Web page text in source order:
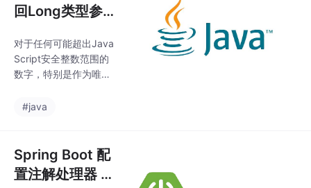
回Long类型参数
问题
对于任何可能超出Java
Script安全整数范围的
数字，特别是作为唯一
应该以字符串的形式进
致性和准确性。类型字
段超出了JavaScript的
安全整数范围，导致了
#java
Spring Boot 配
置注解处理器 -